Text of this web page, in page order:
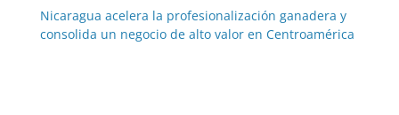
Nicaragua acelera la profesionalización ganadera y
consolida un negocio de alto valor en Centroamérica